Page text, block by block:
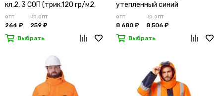
кл.2, 3 СОП (трик.120 гр/м2,
карманы) оранжевый
опт
264 ₽
кр.опт
259 ₽
Выбрать
утепленный синий
опт
8 680 ₽
кр.опт
8 506 ₽
Выбрать